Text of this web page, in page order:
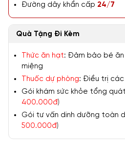
Đường dây khẩn cấp 24/7
Quà Tặng Đi Kèm
Thức ăn hạt: Đảm bảo bé
miệng
Thuốc dự phòng: Điều trị
Gói khám sức khỏe tổng
400.000đ)
Gói tư vấn dinh dưỡng toàn
500.000đ)